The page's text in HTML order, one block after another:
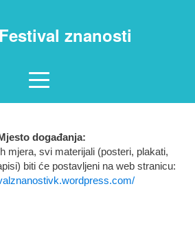
Festival znanosti
Mjesto događanja:
mjera, svi materijali (posteri, plakati,
biti će postavljeni na web stranicu: